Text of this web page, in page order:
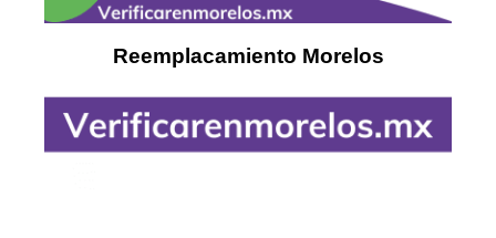
Reemplacamiento Morelos